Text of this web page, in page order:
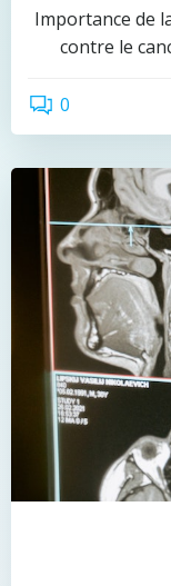
Importance de
contre le
0